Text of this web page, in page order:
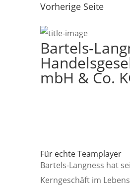
Vorherige Seite
Bartels-
mbH & Co.
Für echte Teamplayer
Bartels-Langness hat
Kerngeschäft im